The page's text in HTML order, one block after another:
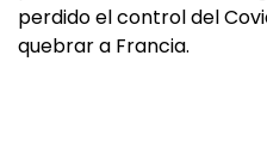
perdido el control del
quebrar a Francia.